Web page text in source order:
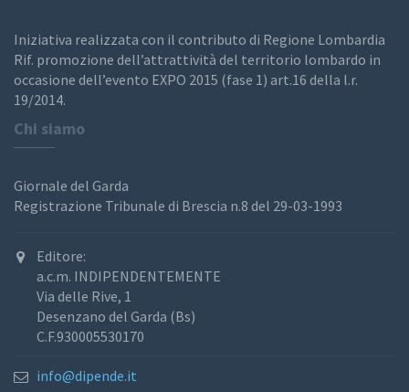
Iniziativa realizzata con il contributo di Regione Lombardia
Rif. promozione dell’attrattività del territorio lombardo in
occasione dell’evento EXPO 2015 (fase 1) art.16 della l.r.
19/2014.
Chi siamo
Giornale del Garda
Registrazione Tribunale di Brescia n.8 del 29-03-1993
Editore:
a.c.m. INDIPENDENTEMENTE
Via delle Rive, 1
Desenzano del Garda (Bs)
C.F.930005530170
info@dipende.it